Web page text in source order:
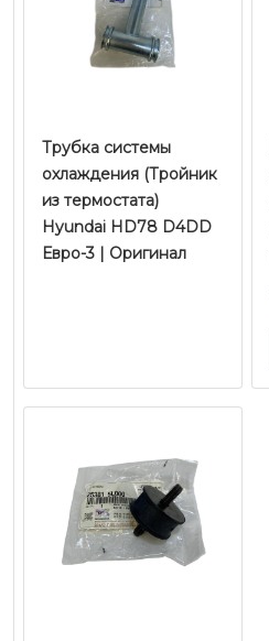
Трубка системы
охлаждения (Тройник
из термостата)
Hyundai HD78 D4DD
Евро-3 | Оригинал